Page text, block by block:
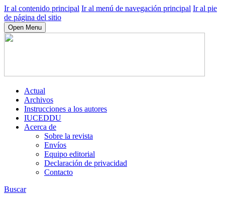
Ir al contenido principal Ir al menú de navegación principal Ir al pie
de página del sitio
Open Menu
Actual
Archivos
Instrucciones a los autores
IUCEDDU
Acerca de
Sobre la revista
Envíos
Equipo editorial
Declaración de privacidad
Contacto
Buscar